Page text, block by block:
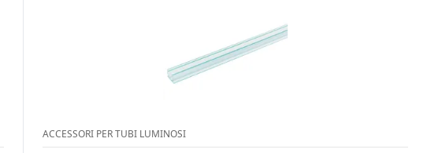
ACCESSORI PER TUBI LUMINOSI